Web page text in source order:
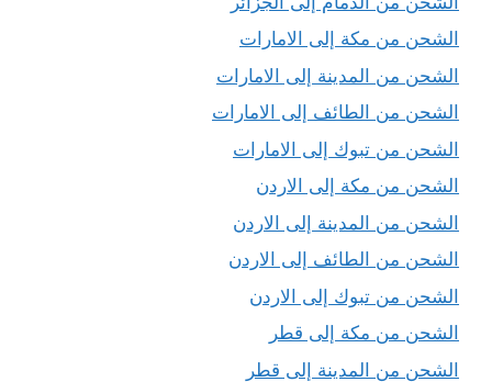
الشحن من مكة إلى الامارات
الشحن من المدينة إلى الامارات
الشحن من الطائف إلى الامارات
الشحن من تبوك إلى الامارات
الشحن من مكة إلى الاردن
الشحن من المدينة إلى الاردن
الشحن من الطائف إلى الاردن
الشحن من تبوك إلى الاردن
الشحن من مكة إلى قطر
الشحن من المدينة إلى قطر